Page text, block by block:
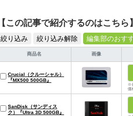
【この記事で紹介するのはこちら】
絞り込み 絞り込み解除 編集部のおす
商品名 画像
Crucial（クルーシャル）
『MX500 500GB』
※
価
SanDisk（サンディス
ク）『Ultra 3D 500GB』